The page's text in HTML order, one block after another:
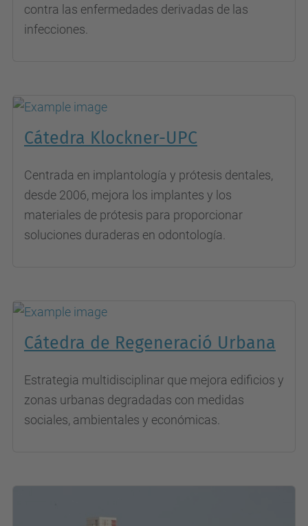
contra las enfermedades derivadas de las
infecciones.
Cátedra Klockner-UPC
Centrada en implantología y prótesis dentales,
desde 2006, mejora los implantes y los
materiales de prótesis para proporcionar
soluciones duraderas en odontología.
Cátedra de Regeneració Urbana
Estrategia multidisciplinar que mejora edificios y
zonas urbanas degradadas con medidas
sociales, ambientales y económicas.